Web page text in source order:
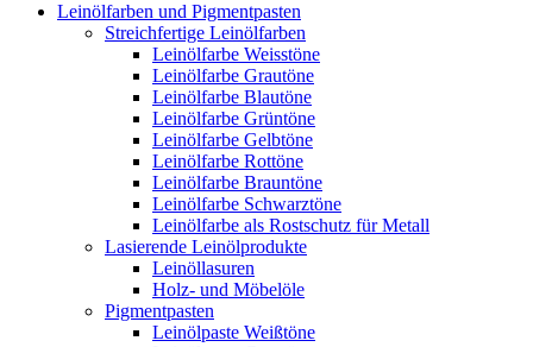
Leinölfarben und Pigmentpasten
Streichfertige Leinölfarben
Leinölfarbe Weisstöne
Leinölfarbe Grautöne
Leinölfarbe Blautöne
Leinölfarbe Grüntöne
Leinölfarbe Gelbtöne
Leinölfarbe Rottöne
Leinölfarbe Brauntöne
Leinölfarbe Schwarztöne
Leinölfarbe als Rostschutz für Metall
Lasierende Leinölprodukte
Leinöllasuren
Holz- und Möbelöle
Pigmentpasten
Leinölpaste Weißtöne